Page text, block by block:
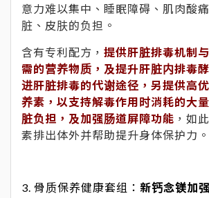
意力难以集中、睡眠障碍、肌肉酸
脏、皮肤的负担。
含有专利配方， 提供肝脏排毒机制
需的营养物质，及提升肝脏内排毒
进肝脏排毒的代谢途径，另提供高
养素，以支持解毒作用时消耗的大
脏负担，及加强肠道屏障功能 ，如
素排出体外并帮助提升身体保护力。
3. 骨质保养健康套组： 新钙念镁加